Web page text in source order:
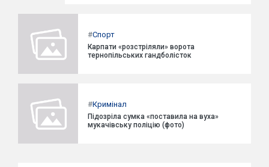
#Спорт
Карпати «розстріляли» ворота
тернопільських гандболісток
#Кримінал
Підозріла сумка «поставила на вуха»
мукачівську поліцію (фото)